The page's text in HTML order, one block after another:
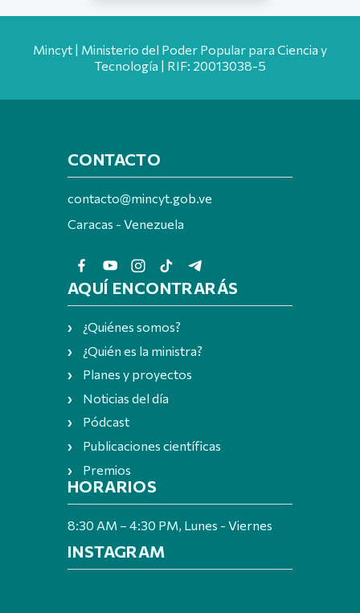
Mincyt | Ministerio del Poder Popular para Ciencia y
Tecnología | RIF: 20013038-5
CONTACTO
contacto@mincyt.gob.ve
Caracas - Venezuela
AQUÍ ENCONTRARÁS
¿Quiénes somos?
¿Quién es la ministra?
Planes y proyectos
Noticias del día
Pódcast
Publicaciones científicas
Premios
HORARIOS
8:30 AM – 4:30 PM, Lunes - Viernes
INSTAGRAM